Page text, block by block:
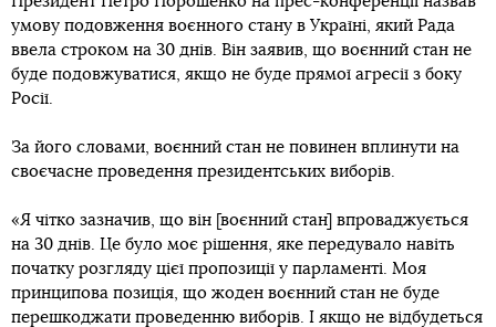
умову подовження воєнного стану в Україні, який Рада
ввела строком на 30 днів. Він заявив, що воєнний стан не
буде подовжуватися, якщо не буде прямої агресії з боку
Росії.
За його словами, воєнний стан не повинен вплинути на
своєчасне проведення президентських виборів.
«Я чітко зазначив, що він [воєнний стан] впроваджується
на 30 днів. Це було моє рішення, яке передувало навіть
початку розгляду цієї пропозиції у парламенті. Моя
принципова позиція, що жоден воєнний стан не буде
перешкоджати проведенню виборів. І якщо не відбудеться